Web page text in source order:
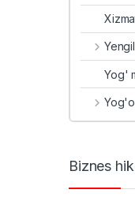
Yog'
Biznes